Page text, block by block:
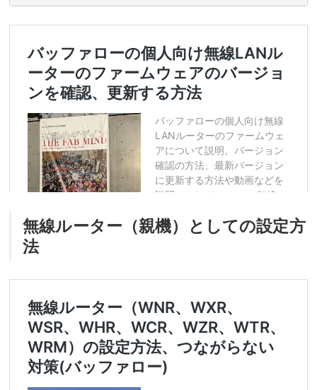
無線ルーター（親機）としての設定方
法